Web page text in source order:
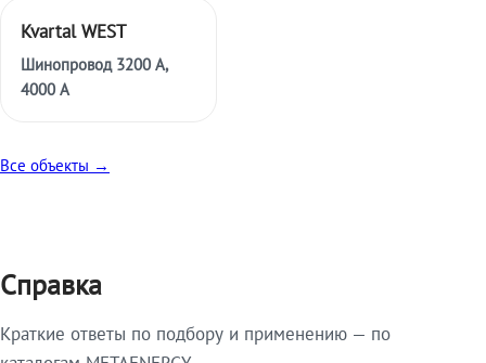
Kvartal WEST
Шинопровод 3200 А,
4000 А
Все объекты →
Справка
Краткие ответы по подбору и применению — по